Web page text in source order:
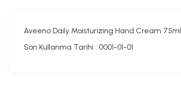
Aveeno Daily Moisturizing Hand Cream 75ml
Son Kullanma Tarihi : 0001-01-01